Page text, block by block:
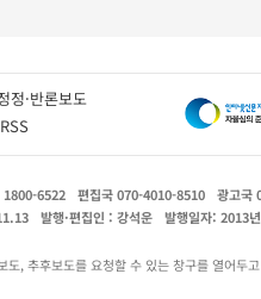
정·반론보도
RSS
1800-6522 편집국 070-4010-8510
광고국
발행·편집인 : 강석운 발행일자: 2013
, 추후보도를 요청할 수 있는 창구를 열어두